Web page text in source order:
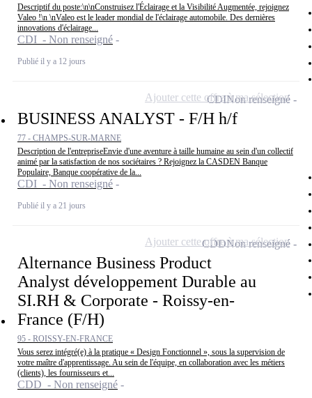
Descriptif du poste:\n\nConstruisez l'Éclairage et la Visibilité Augmentée, rejoignez
Valeo !\n \nValeo est le leader mondial de l'éclairage automobile. Des dernières
innovations d'éclairage...
CDI - Non renseigné
Publié il y a 12 jours
BUSINESS ANALYST - F/H h/f
77 - CHAMPS-SUR-MARNE
Description de l'entrepriseEnvie d'une aventure à taille humaine au sein d'un collectif
animé par la satisfaction de nos sociétaires ? Rejoignez la CASDEN Banque
Populaire, Banque coopérative de la...
CDI - Non renseigné
Publié il y a 21 jours
CDINon renseigné
Ajouter cette offre à ma sélection
Alternance Business Product
Analyst développement Durable au
SI.RH & Corporate - Roissy-en-
France (F/H)
95 - ROISSY-EN-FRANCE
Vous serez intégré(e) à la pratique « Design Fonctionnel », sous la supervision de
votre maître d'apprentissage. Au sein de l'équipe, en collaboration avec les métiers
(clients), les fournisseurs et...
CDD - Non renseigné
CDDNon renseigné
Ajouter cette offre à ma sélection